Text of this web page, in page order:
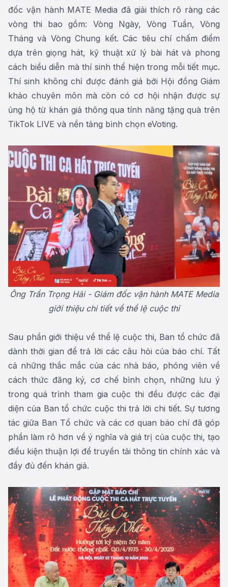
đốc vận hành MATE Media đã giải thích rõ ràng các
vòng thi bao gồm: Vòng Ngày, Vòng Tuần, Vòng
Tháng và Vòng Chung kết. Các tiêu chí chấm điểm
dựa trên giọng hát, kỹ thuật xử lý bài hát và phong
cách biểu diễn mà thí sinh thể hiện trong mỗi tiết mục.
Thí sinh không chỉ được đánh giá bởi Hội đồng Giám
khảo chuyên môn mà còn có cơ hội nhận được sự
ủng hộ từ khán giả thông qua tính năng tặng quà trên
TikTok LIVE và nền tảng bình chọn eVoting.
Ông Trần Trọng Hải - Giám đốc vận hành MATE Media
giới thiệuchi tiết về thể lệ cuộc thi
Sau phần giới thiệu về thể lệ cuộc thi, Ban tổ chức đã
dành thời gian để trả lời các câu hỏi của báo chí. Tất
cả những thắc mắc của các nhà báo, phóng viên về
cách thức đăng ký, cơ chế bình chọn, những lưu ý
trong quá trình tham gia cuộc thi đều được các đại
diện của Ban tổ chức cuộc thi trả lời chi tiết. Sự tương
tác giữa Ban Tổ chức và các cơ quan báo chí đã góp
phần làm rõ hơn về ý nghĩa và giá trị của cuộc thi, tạo
điều kiện thuận lợi để truyền tải thông tin chính xác và
đầy đủ đến khán giả.